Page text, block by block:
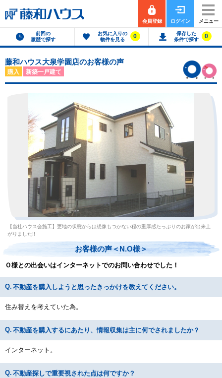
会員登録 ログイン メニュー
前回の
履歴で探す
お気に入りの
物件を見る
0
保存した
条件で探す
0
藤和ハウス大泉学園店のお客様の声
購入 新築一戸建て
【当社ハウス会施工】更地の状態からは想像もつかない程の重厚感たっぷりのお家が出来上
がりました!!
お客様の声＜N.O様＞
Ｏ様との出会いはインターネットでのお問い合わせでした！
不動産を購入しようと思ったきっかけを教えてください。
住み替えを考えていた為。
不動産を購入するにあたり、情報収集は主に何でされましたか？
インターネット。
不動産探しで重要視された点は何ですか？